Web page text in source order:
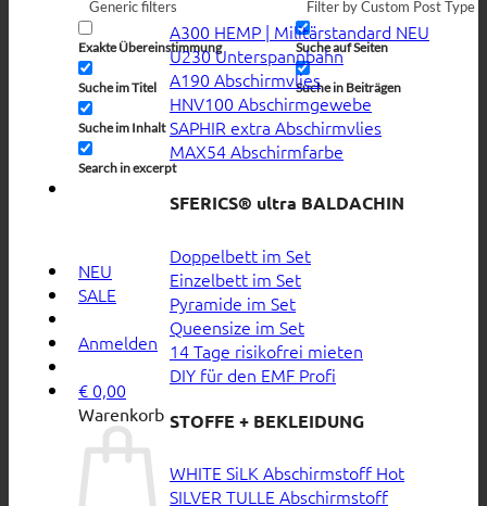
Generic filters
Exakte Übereinstimmung
Suche im Titel
Suche im Inhalt
Search in excerpt
Filter by Custom Post Type
Suche auf Seiten
Suche in Beiträgen
NEU
SALE
Anmelden
€ 0,00
Warenkorb
A300 HEMP | Militärstandard
U230 Unterspannbahn
A190 Abschirmvlies
HNV100 Abschirmgewebe
SAPHIR extra Abschirmvlies
MAX54 Abschirmfarbe
SFERICS® ultra BALDACHIN
Doppelbett im Set
Einzelbett im Set
Pyramide im Set
Queensize im Set
14 Tage risikofrei mieten
DIY für den EMF Profi
STOFFE + BEKLEIDUNG
WHITE SiLK Abschirmstoff
SILVER TULLE Abschirmstoff